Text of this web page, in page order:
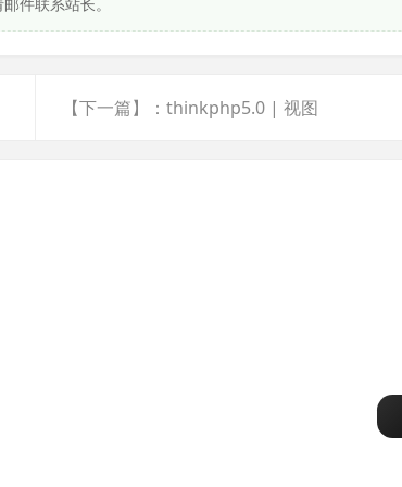
【下一篇】：thinkphp5.0 | 视图